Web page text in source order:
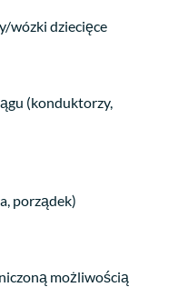
wózki dziecięce
(konduktorzy,
porządek)
możliwością